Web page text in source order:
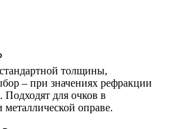
толщины,
– при значениях рефракции
Подходят для очков в
металлической оправе.